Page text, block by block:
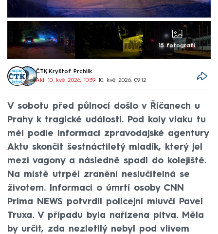
15 fotografií
ČTK, Kryštof Prchlík
Akt. 10. kvě 2026, 10:39• 10. kvě 2026, 09:12
V sobotu před půlnocí došlo v Říčanech u
Prahy k tragické události. Pod koly vlaku tu
měl podle informací zpravodajské agentury
Aktu skončit šestnáctiletý mladík, který jel
mezi vagony a následně spadl do kolejiště.
Na místě utrpěl zranění neslučitelná se
životem. Informaci o úmrtí osoby CNN
Prima NEWS potvrdil policejní mluvčí Pavel
Truxa. V případu byla nařízena pitva. Měla
by určit, zda nezletilý nebyl pod vlivem